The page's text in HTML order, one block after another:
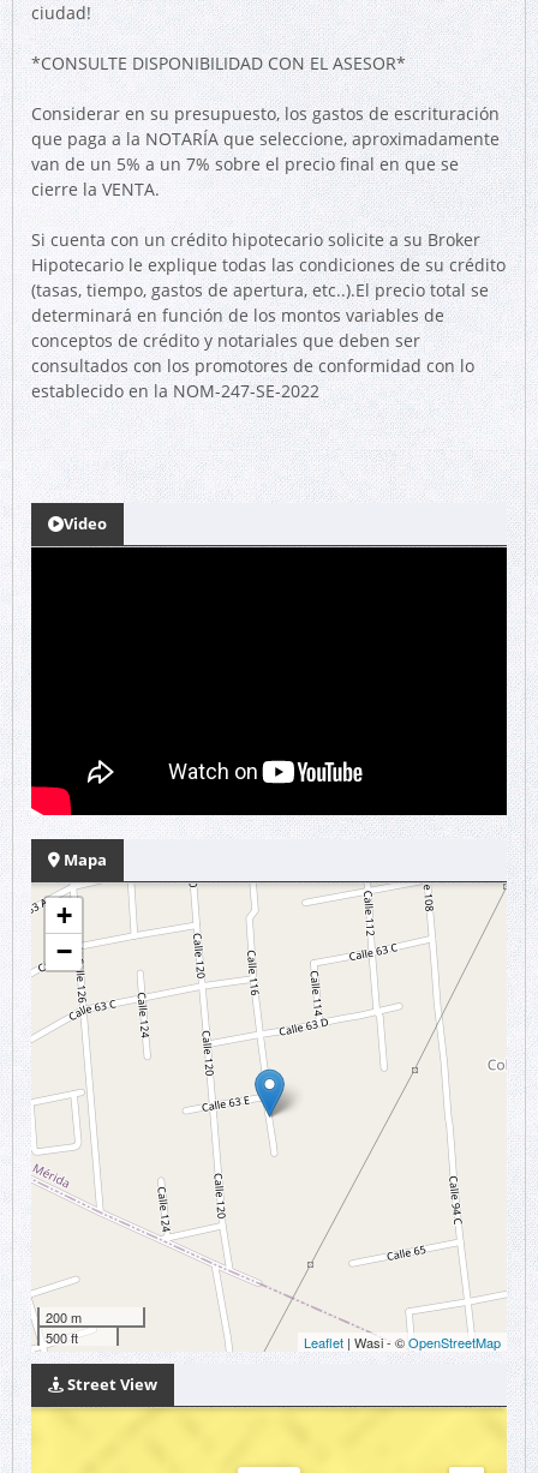
ciudad!
*CONSULTE DISPONIBILIDAD CON EL ASESOR*
Considerar en su presupuesto, los gastos de escrituración
que paga a la NOTARÍA que seleccione, aproximadamente
van de un 5% a un 7% sobre el precio final en que se
cierre la VENTA.
Si cuenta con un crédito hipotecario solicite a su Broker
Hipotecario le explique todas las condiciones de su crédito
(tasas, tiempo, gastos de apertura, etc..).El precio total se
determinará en función de los montos variables de
conceptos de crédito y notariales que deben ser
consultados con los promotores de conformidad con lo
establecido en la NOM-247-SE-2022
Video
Mapa
+
−
200 m
500 ft
Leaflet | Wasi - ©OpenStreetMap
Street View